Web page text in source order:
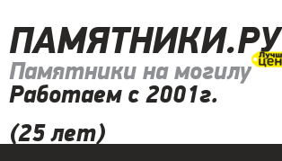
ПАМЯТНИКИ.РУ
Памятники на могилу
Работаем с 2001г.
(25 лет)